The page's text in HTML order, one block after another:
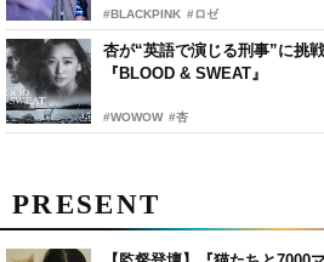
#BLACKPINK #ロゼ
杏が“英語で演じる刑事”に挑
『BLOOD & SWEAT』
#WOWOW #杏
PRESENT